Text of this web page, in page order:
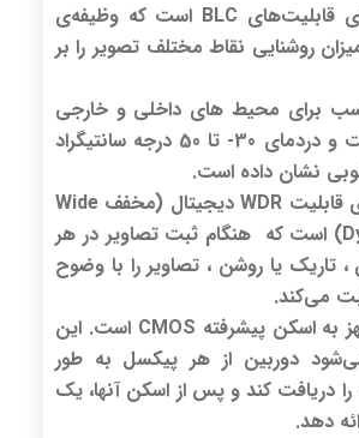
این دوربین دارای قابلیت‌های BLC است که وظیفه‌ی
روشنایی نقاط مختلف تصویر را بر
برای محیط های داخلی و خارجی
طراحی شده است و دردمای 30- تا 50 درجه سانتیگراد
نشان داده است.
این دوربین دارای قابلیت WDR دیجیتال (مخفف Wide
Dynamic Range) است که هنگام ثبت تصاویر در هر
تاریک یا روشن ، تصاویر را با وضوح
می‌کند.
این دوربین مجهز به اسکن پیشرفته CMOS است. این
دوربین از هر پیکسل به طور
را دریافت کند و پس از اسکن آنها، یک
دهد.